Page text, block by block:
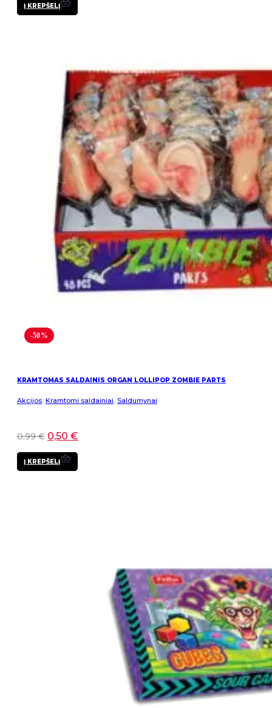
Į KREPŠELĮ
-50%
KRAMTOMAS SALDAINIS ORGAN LOLLIPOP ZOMBIE PARTS
Akcijos, Kramtomi saldainiai, Saldumynai
0,99€ 0,50 €
Į KREPŠELĮ